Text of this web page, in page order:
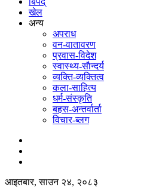
खेल
अन्य
अपराध
वन-वातावरण
प्रवास-विदेश
स्वास्थ्य-साैन्दर्य
व्यक्ति-व्यक्तित्व
कला-साहित्य
धर्म-संस्कृति
बहस-अन्तर्वार्ता
विचार-ब्लग
आइतबार, साउन २४, २०८३